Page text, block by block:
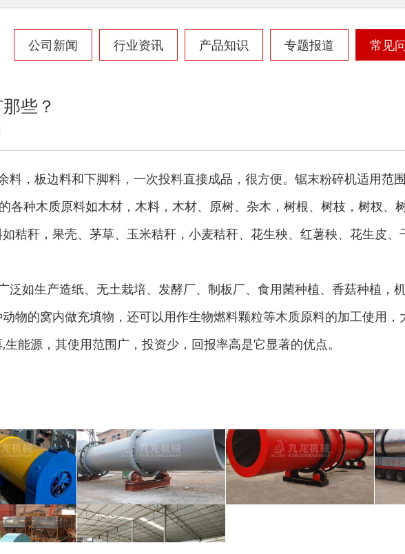
公司新闻 行业资讯 产品知识 专题报道 常见
些？
料，板边料和下脚料，一次投料直接成品，很方便。锯末粉碎机适用范
各种木质原料如木材，木料，木材、原树、杂木，树根、树枝，树杈、
秸秆，果壳、茅草、玉米秸秆，小麦秸秆、花生秧、红薯秧、花生皮
泛如生产造纸、无土栽培、发酵厂、制板厂、食用菌种植、香菇种植，
物的窝内做充填物，还可以用作生物燃料颗粒等木质原料的加工使用
能源，其使用范围广，投资少，回报率高是它显著的优点。
理设备... 金属压块破碎机 塑料粉碎机
破碎机 摩托车破碎机 自行车破碎机
干机 猪粪烘干机 鸡粪烘干机